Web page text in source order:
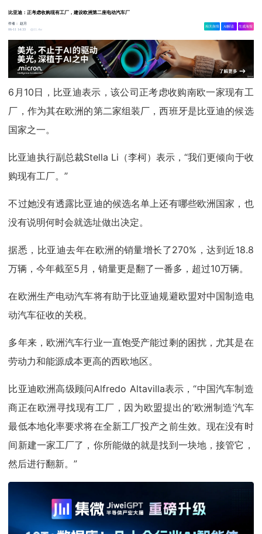
比亚迪：正考虑收购现有工厂，建设欧洲第二座电动汽车厂
作者：赵月
06-11 14:33
11.4w
相关舆情 AI解读 生成海报
6月10日，比亚迪表示，该公司正考虑收购南欧一家现有工
厂，作为其在欧洲的第二家组装厂，西班牙是比亚迪的候选
国家之一。
比亚迪执行副总裁Stella Li（李柯）表示，“我们更倾向于收
购现有工厂。”
不过她没有透露比亚迪的候选名单上还有哪些欧洲国家，也
没有说明何时会就选址做出决定。
据悉，比亚迪去年在欧洲的销量增长了270%，达到近18.8
万辆，今年截至5月，销量更是翻了一番多，超过10万辆。
在欧洲生产电动汽车将有助于比亚迪规避欧盟对中国制造电
动汽车征收的关税。
多年来，欧洲汽车行业一直饱受产能过剩的困扰，尤其是在
劳动力和能源成本更高的西欧地区。
比亚迪欧洲高级顾问Alfredo Altavilla表示，“中国汽车制造
商正在欧洲寻找现有工厂，因为欧盟提出的‘欧洲制造’汽车
最低本地化率要求将在全新工厂投产之前生效。现在没有时
间新建一家工厂了，你所能做的就是找到一块地，接管它，
然后进行翻新。”